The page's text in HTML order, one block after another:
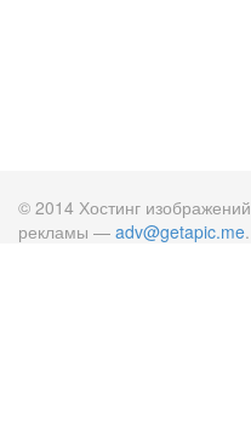
© 2014 Хостинг изображений
рекламы — adv@getapic.me.